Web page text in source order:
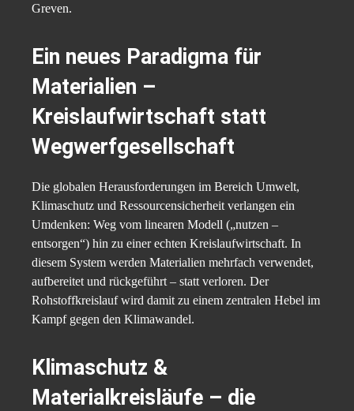
Greven.
Ein neues Paradigma für
Materialien –
Kreislaufwirtschaft statt
Wegwerfgesellschaft
Die globalen Herausforderungen im Bereich Umwelt,
Klimaschutz und Ressourcensicherheit verlangen ein
Umdenken: Weg vom linearen Modell („nutzen –
entsorgen“) hin zu einer echten Kreislaufwirtschaft. In
diesem System werden Materialien mehrfach verwendet,
aufbereitet und rückgeführt – statt verloren. Der
Rohstoffkreislauf wird damit zu einem zentralen Hebel im
Kampf gegen den Klimawandel.
Klimaschutz &
Materialkreisläufe – die